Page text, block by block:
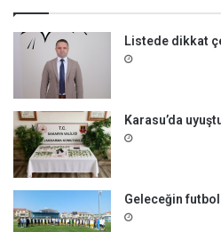
Listede dikkat
Karasu’da
Geleceğin